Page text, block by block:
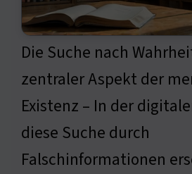
Die Suche nach
zentraler Aspekt der
Existenz – In der
diese Suche durch
Falschinformationen